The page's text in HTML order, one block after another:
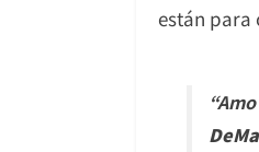
están para
“